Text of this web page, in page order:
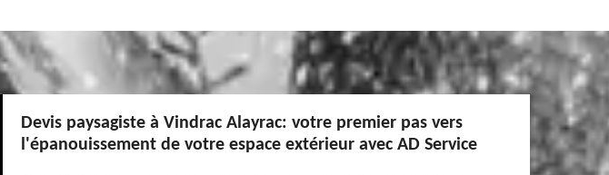
Devis paysagiste à Vindrac Alayrac: votre premier pas vers
l'épanouissement de votre espace extérieur avec AD Service